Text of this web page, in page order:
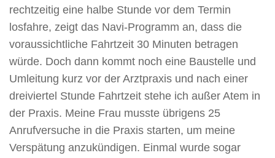
rechtzeitig eine halbe Stunde vor dem Termin
losfahre, zeigt das Navi-Programm an, dass die
voraussichtliche Fahrtzeit 30 Minuten betragen
würde. Doch dann kommt noch eine Baustelle und
Umleitung kurz vor der Arztpraxis und nach einer
dreiviertel Stunde Fahrtzeit stehe ich außer Atem in
der Praxis. Meine Frau musste übrigens 25
Anrufversuche in die Praxis starten, um meine
Verspätung anzukündigen. Einmal wurde sogar